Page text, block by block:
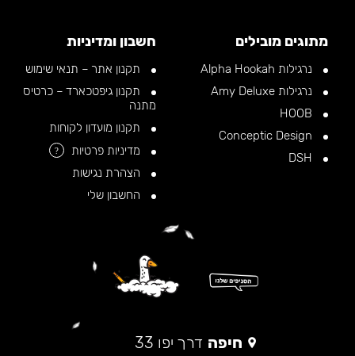
מתוגים מובילים
נרגילות Alpha Hookah
נרגילות Amy Deluxe
חשבון ומדיניות
תקנון אתר – תנאי שימוש
תקנון גיפטכארד – כרטיס
מתנה
תקנון מועדון לקוחות
מדיניות פרטיות
?
הצהרת נגישות
החשבון שלי
חיפה דרך יפו 33